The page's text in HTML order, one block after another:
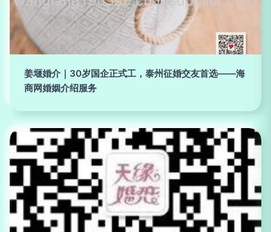
姜堰婚介｜30岁国企正式工，泰州征婚交友首选——海
商网婚姻介绍服务